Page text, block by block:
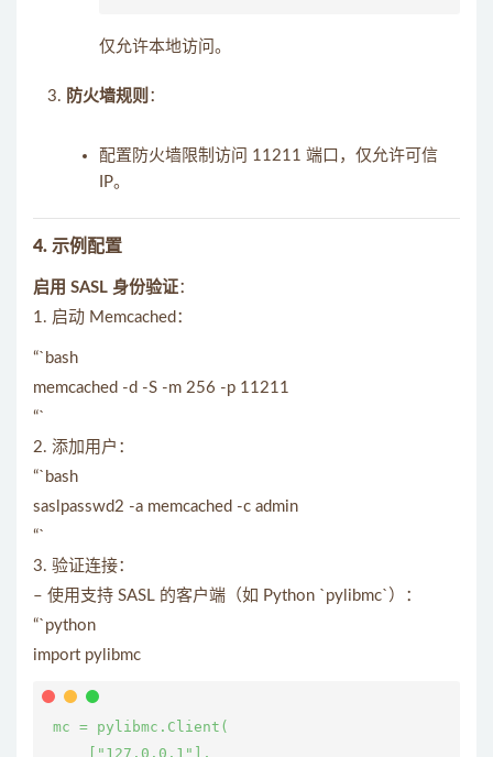
仅允许本地访问。
防火墙规则 ：
配置防火墙限制访问 11211 端口，仅允许可信
IP。
4. 示例配置
启用 SASL 身份验证：
1. 启动 Memcached：
“`bash
memcached -d -S -m 256 -p 11211
“`
2. 添加用户：
“`bash
saslpasswd2 -a memcached -c admin
“`
3. 验证连接：
– 使用支持 SASL 的客户端（如 Python `pylibmc`）：
“`python
import pylibmc
mc = pylibmc.Client(
     ["127.0.0.1"],